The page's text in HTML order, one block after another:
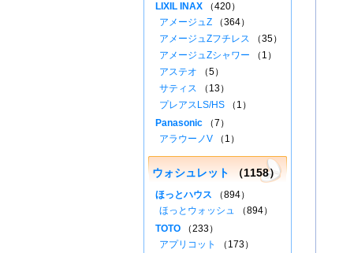
LIXIL INAX （420）
アメージュZ （364）
アメージュZフチレス （35）
アメージュZシャワー （1）
アステオ （5）
サティス （13）
プレアスLS/HS （1）
Panasonic （7）
アラウーノV （1）
ウォシュレット （1158）
ほっとハウス （894）
ほっとウォッシュ （894）
TOTO （233）
アプリコット
（173）